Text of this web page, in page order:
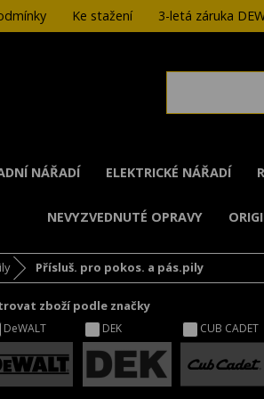
Ke stažení 3-letá záruka
NÁŘADÍ ELEKTRICKÉ NÁŘADÍ
NEVYZVEDNUTÉ OPRAVY
Přísluš. pro pokos. a pás.pily
zboží podle značky
DeWALT DEK CUB CADET